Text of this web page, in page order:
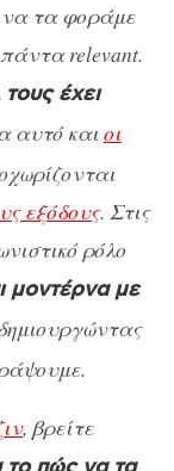
τα φοράμε
relevant.
τους έχει
αυτό καιοι
εξόδους. Στις
ρόλο
μοντέρνα με
, βρείτε